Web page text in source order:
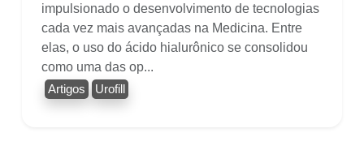
impulsionado o desenvolvimento de tecnologias
cada vez mais avançadas na Medicina. Entre
elas, o uso do ácido hialurônico se consolidou
como uma das op...
Artigos Urofill